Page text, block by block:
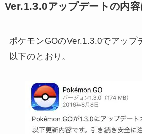
Ver.1.3.0アップデートの内
ポケモンGOのVer.1.3.0でアップ
以下のとおり。